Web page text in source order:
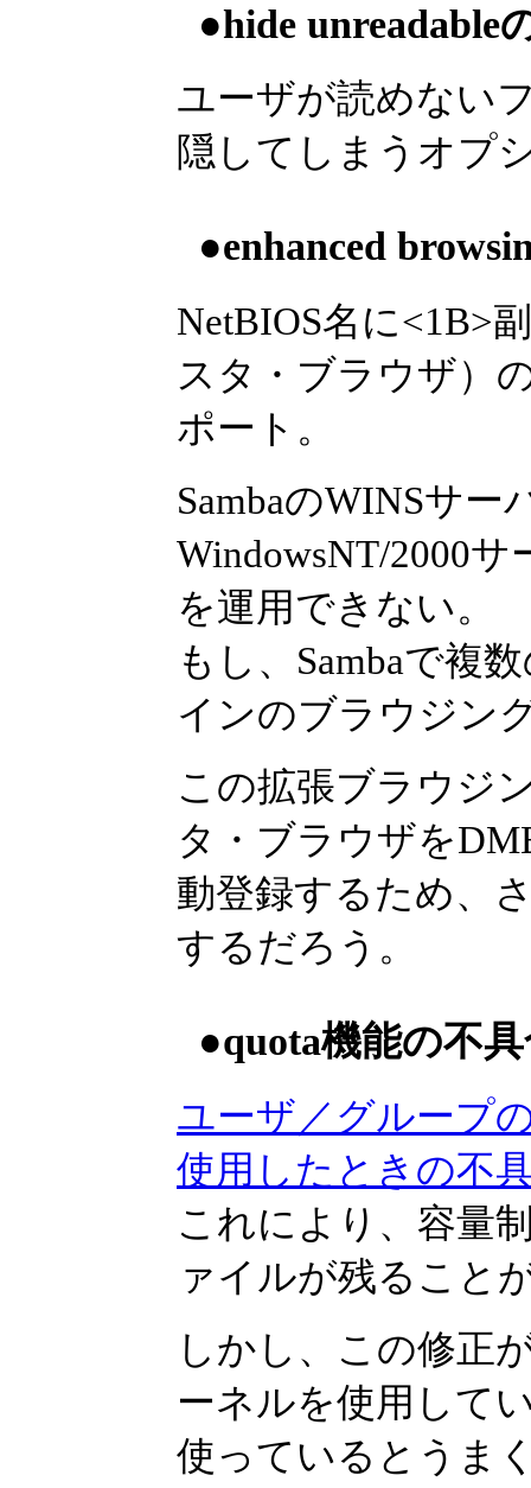
●hide unreadable
ユーザが読めない
隠してしまうオプ
●enhanced
NetBIOS名に<1B>
スタ・ブラウザ）
ポート。
SambaのWINSサ
WindowsNT/2000
を運用できない。
もし、Sambaで複
インのブラウジン
この拡張ブラウジ
タ・ブラウザを
動登録するため、
するだろう。
●quota機能の不
ユーザ／グループ
使用したときの不
これにより、容量
ァイルが残ること
しかし、この修正
ーネルを使用して
使っているとうま